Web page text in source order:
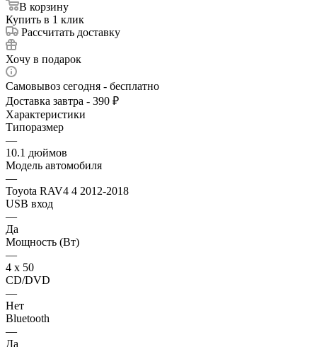
В корзину
Купить в 1 клик
Рассчитать доставку
Хочу в подарок
Самовывоз сегодня - бесплатно
Доставка завтра - 390 ₽
Характеристики
Типоразмер
—
10.1 дюймов
Модель автомобиля
—
Toyota RAV4 4 2012-2018
USB вход
—
Да
Мощность (Вт)
—
4 х 50
CD/DVD
—
Нет
Bluetooth
—
Да